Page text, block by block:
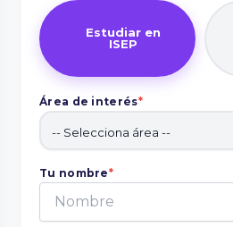
Estudiar en
ISEP
Área de interés*
Tu nombre*